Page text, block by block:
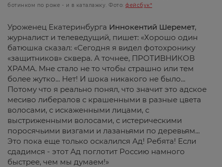
ботинком по роже - и в каталажку. Фото: фейсбук*
Уроженец Екатеринбурга Иннокентий Шеремет,
журналист и телеведущий, пишет: «Хорошо один
батюшка сказал: «Сегодня я видел фотохронику
«защитников» сквера. А точнее, ПРОТИВНИКОВ
ХРАМА. Мне стало не то чтобы страшно или тем
более жутко... Нет! И шока никакого не было...
Потому что я реально понял, что значит это адское
месиво либералов с крашенными в разные цвета
волосами, с искаженными лицами, с
выстриженными волосами, с истерическими
поросячьими визгами и лазаньями по деревьям...
Это пока еще только оскалился Ад! Ребята! Если
сдадимся - этот Ад поглотит Россию намного
быстрее, чем мы думаем!»